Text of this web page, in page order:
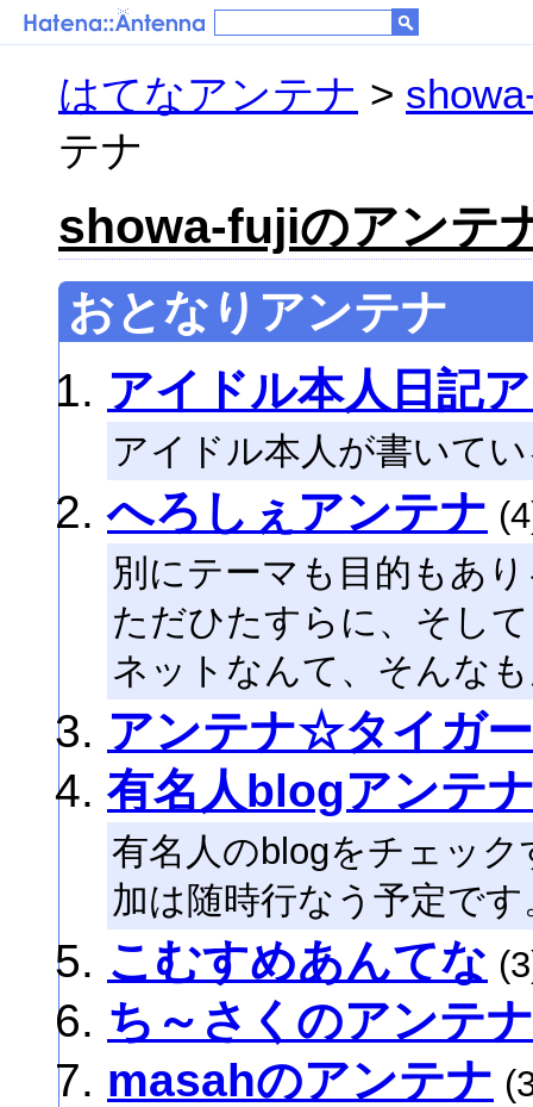
はてなアンテナ >
テナ
showa-fujiのアンテ
おとなりアンテナ
アイドル本人日記
アイドル本人が書いて
へろしぇアンテナ
別にテーマも目的もあ
ただひたすらに、そし
ネットなんて、そんな
アンテナ☆タイガー
有名人blogアンテ
有名人のblogをチェッ
加は随時行なう予定です
こむすめあんてな
ち～さくのアンテナ
masahのアンテナ